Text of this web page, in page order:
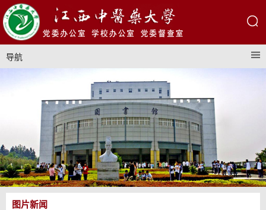
导航
图片新闻